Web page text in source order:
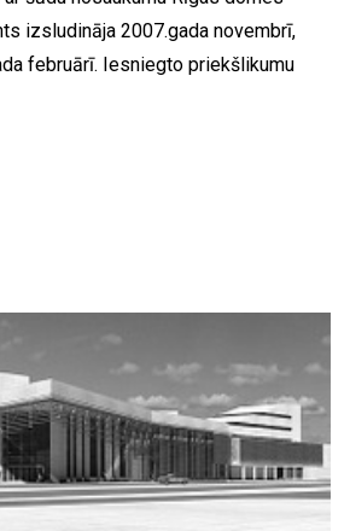
izsludināja 2007.gada novembrī,
februārī. Iesniegto priekšlikumu